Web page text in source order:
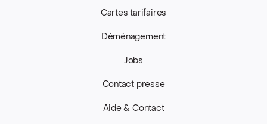
Cartes tarifaires
Déménagement
Jobs
Contact presse
Aide & Contact